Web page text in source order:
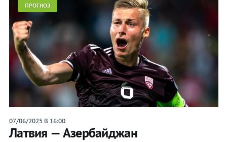
ПРОГНОЗ
07/06/2025 В 16:00
Латвия — Азербайджан